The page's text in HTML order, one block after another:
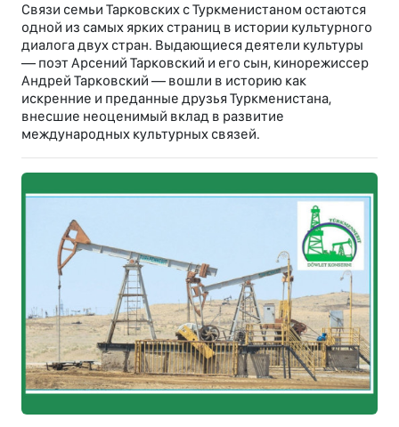
Связи семьи Тарковских с Туркменистаном остаются
одной из самых ярких страниц в истории культурного
диалога двух стран. Выдающиеся деятели культуры
— поэт Арсений Тарковский и его сын, кинорежиссер
Андрей Тарковский — вошли в историю как
искренние и преданные друзья Туркменистана,
внесшие неоценимый вклад в развитие
международных культурных связей.